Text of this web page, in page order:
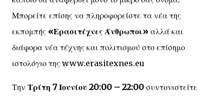
Μπορείτε επίσης να πληροφορείστε τα νέα της
εκπομπής «Ερασιτέχνες Άνθρωποι» αλλά και
διάφορα νέα τέχνης και πολιτισμού στο επίσημο
ιστολόγιο της www.erasitexnes.eu
Την Τρίτη 7 Ιουνίου 20:00 – 22:00 συντονιστείτε